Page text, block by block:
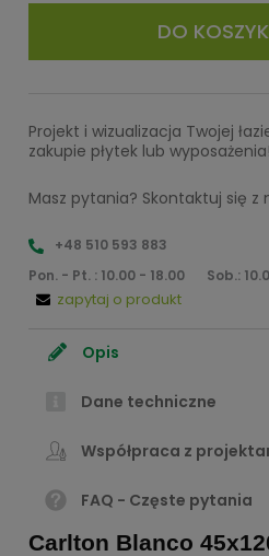
DO
Projekt i wizualizacja Twojej
zakupie płytek lub wyposażenia!
Masz pytania? Skontaktuj się z
+48 510 593 883
Pon. - Pt. : 10.00 - 18.00
Sob.:
zapytaj o produkt
Opis
Dane techniczne
Współpraca z
FAQ - Częste pytania
Carlton Blanco